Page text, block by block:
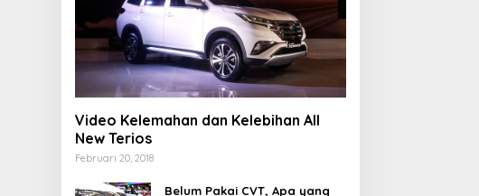
Video Kelemahan dan Kelebihan All
New Terios
Februari 20, 2018
Belum Pakai CVT, Apa yang